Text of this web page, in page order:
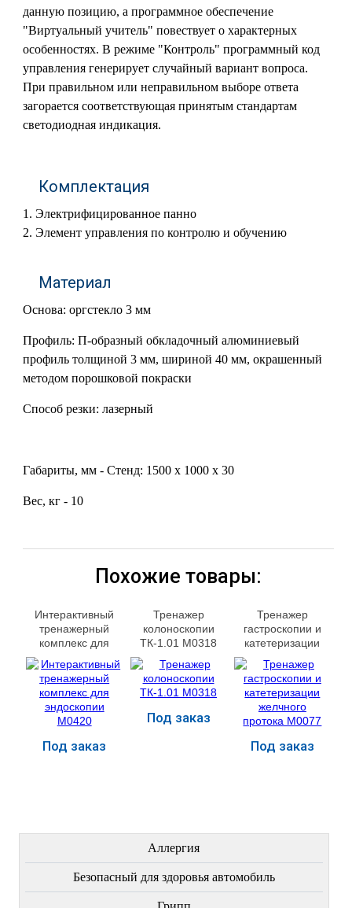
данную позицию, а программное обеспечение
"Виртуальный учитель" повествует о характерных
особенностях. В режиме "Контроль" программный код
управления генерирует случайный вариант вопроса.
При правильном или неправильном выборе ответа
загорается соответствующая принятым стандартам
светодиодная индикация.
Комплектация
Электрифицированное панно
Элемент управления по контролю и обучению
Материал
Основа: оргстекло 3 мм
Профиль: П-образный обкладочный алюминиевый
профиль толщиной 3 мм, шириной 40 мм, окрашенный
методом порошковой покраски
Способ резки: лазерный
Габариты, мм - Стенд: 1500 х 1000 х 30
Вес, кг - 10
Похожие товары:
Интерактивный
тренажерный
комплекс для
М0420
Под заказ
Тренажер
колоноскопии
ТК-1.01 М0318
Под заказ
Тренажер
гастроскопии и
катетеризации
протока М0077
Под заказ
Аллергия
Безопасный для здоровья автомобиль